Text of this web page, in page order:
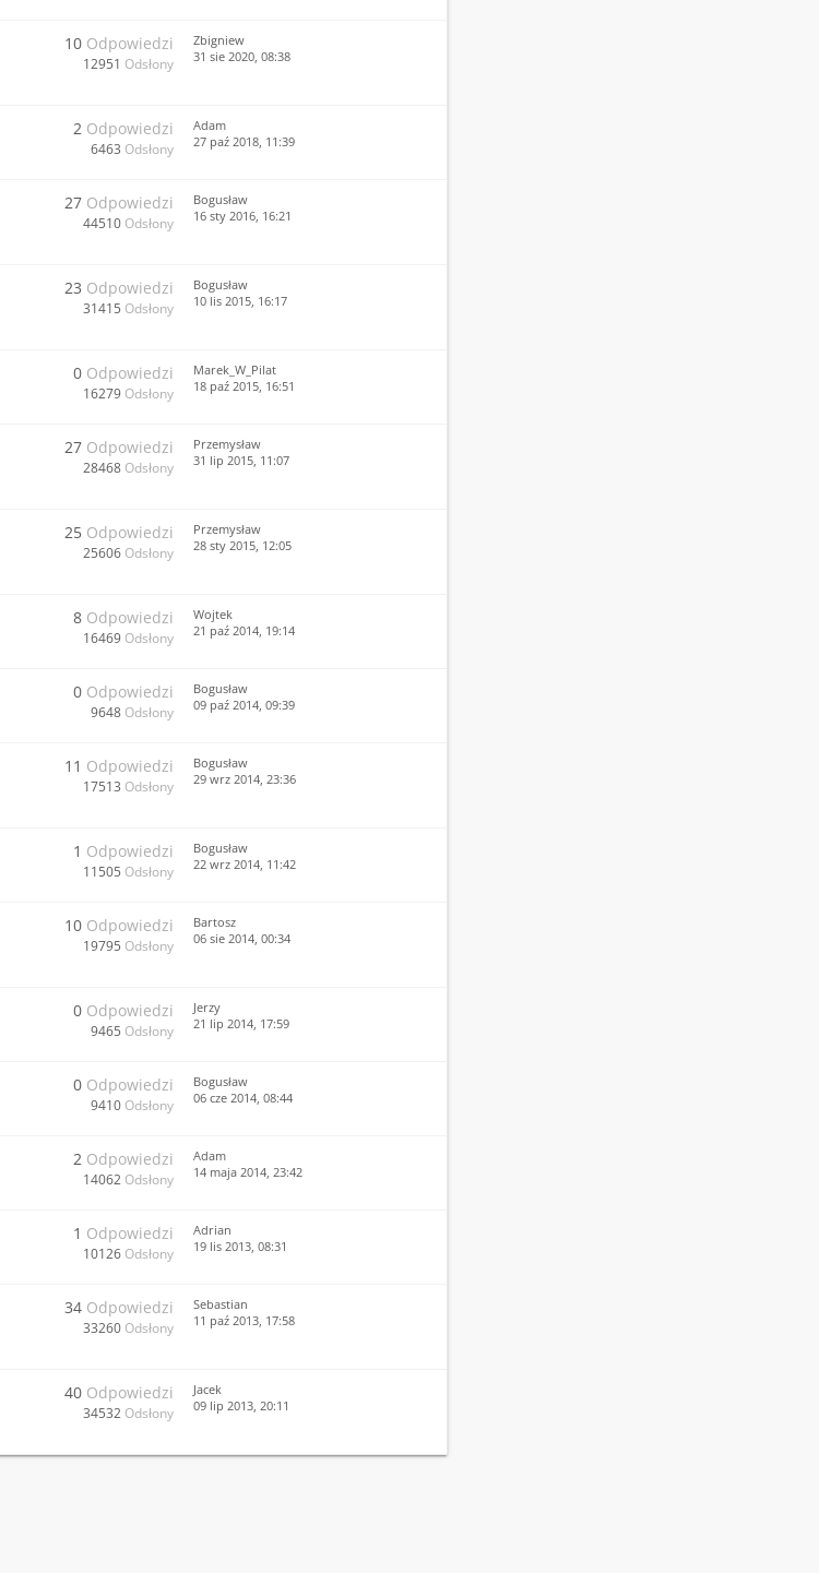
10 Odpowiedzi
12951 Odsłony
Zbigniew
31 sie 2020, 08:38
2 Odpowiedzi
6463 Odsłony
Adam
27 paź 2018, 11:39
27 Odpowiedzi
44510 Odsłony
Bogusław
16 sty 2016, 16:21
23 Odpowiedzi
31415 Odsłony
Bogusław
10 lis 2015, 16:17
0 Odpowiedzi
16279 Odsłony
Marek_W_Pilat
18 paź 2015, 16:51
27 Odpowiedzi
28468 Odsłony
Przemysław
31 lip 2015, 11:07
25 Odpowiedzi
25606 Odsłony
Przemysław
28 sty 2015, 12:05
8 Odpowiedzi
16469 Odsłony
Wojtek
21 paź 2014, 19:14
0 Odpowiedzi
9648 Odsłony
Bogusław
09 paź 2014, 09:39
11 Odpowiedzi
17513 Odsłony
Bogusław
29 wrz 2014, 23:36
1 Odpowiedzi
11505 Odsłony
Bogusław
22 wrz 2014, 11:42
10 Odpowiedzi
19795 Odsłony
Bartosz
06 sie 2014, 00:34
0 Odpowiedzi
9465 Odsłony
Jerzy
21 lip 2014, 17:59
0 Odpowiedzi
9410 Odsłony
Bogusław
06 cze 2014, 08:44
2 Odpowiedzi
14062 Odsłony
Adam
14 maja 2014, 23:42
1 Odpowiedzi
10126 Odsłony
Adrian
19 lis 2013, 08:31
34 Odpowiedzi
33260 Odsłony
Sebastian
11 paź 2013, 17:58
40 Odpowiedzi
34532 Odsłony
Jacek
09 lip 2013, 20:11